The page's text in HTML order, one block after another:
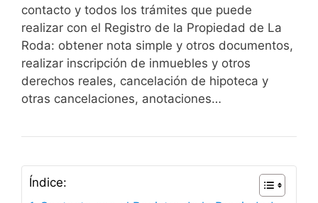
contacto y todos los trámites que puede
realizar con el Registro de la Propiedad de La
Roda: obtener nota simple y otros documentos,
realizar inscripción de inmuebles y otros
derechos reales, cancelación de hipoteca y
otras cancelaciones, anotaciones…
Índice: